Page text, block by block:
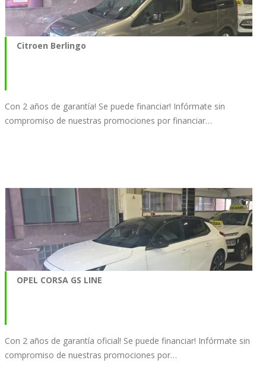
Citroen Berlingo
Con 2 años de garantía! Se puede financiar! Infórmate sin
compromiso de nuestras promociones por financiar…
OPEL CORSA GS LINE
Con 2 años de garantía oficial! Se puede financiar! Infórmate sin
compromiso de nuestras promociones por…